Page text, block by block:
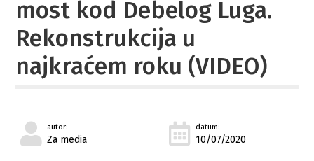
most kod Debelog Luga.
Rekonstrukcija u
najkraćem roku (VIDEO)
autor:
Za media
datum:
10/07/2020